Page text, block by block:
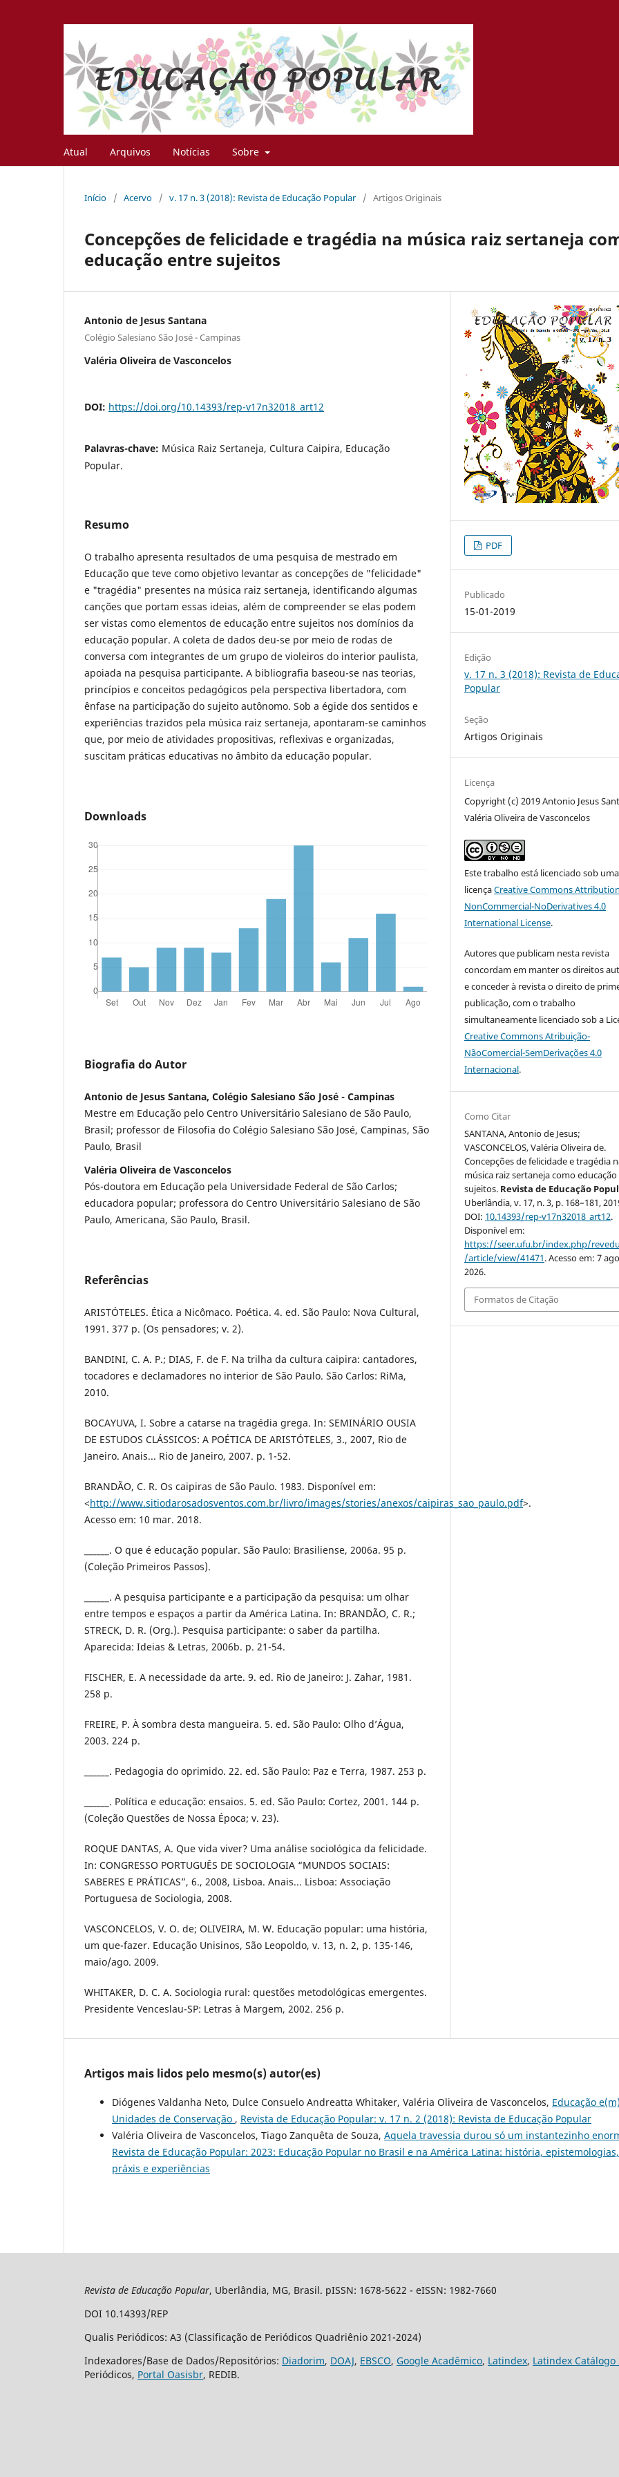
Atual Arquivos Notícias Sobre
Início / Acervo / v. 17 n. 3 (2018): Revista de Educação Popular / Artigos Originais
Concepções de felicidade e tragédia na música raiz sertaneja
educação entre sujeitos
Antonio de Jesus Santana
Colégio Salesiano São José - Campinas
Valéria Oliveira de Vasconcelos
DOI: https://doi.org/10.14393/rep-v17n32018_art12
Palavras-chave: Música Raiz Sertaneja, Cultura Caipira, Educação
Popular.
Resumo
O trabalho apresenta resultados de uma pesquisa de mestrado em
Educação que teve como objetivo levantar as concepções de "felicidade"
e "tragédia" presentes na música raiz sertaneja, identificando algumas
canções que portam essas ideias, além de compreender se elas podem
ser vistas como elementos de educação entre sujeitos nos domínios da
educação popular. A coleta de dados deu-se por meio de rodas de
conversa com integrantes de um grupo de violeiros do interior paulista,
apoiada na pesquisa participante. A bibliografia baseou-se nas teorias,
princípios e conceitos pedagógicos pela perspectiva libertadora, com
ênfase na participação do sujeito autônomo. Sob a égide dos sentidos e
experiências trazidos pela música raiz sertaneja, apontaram-se caminhos
que, por meio de atividades propositivas, reflexivas e organizadas,
suscitam práticas educativas no âmbito da educação popular.
Downloads
Biografia do Autor
Antonio de Jesus Santana, Colégio Salesiano São José - Campinas
Mestre em Educação pelo Centro Universitário Salesiano de São Paulo,
Brasil; professor de Filosofia do Colégio Salesiano São José, Campinas, São
Paulo, Brasil
Valéria Oliveira de Vasconcelos
Pós-doutora em Educação pela Universidade Federal de São Carlos;
educadora popular; professora do Centro Universitário Salesiano de São
Paulo, Americana, São Paulo, Brasil.
Referências
ARISTÓTELES. Ética a Nicômaco. Poética. 4. ed. São Paulo: Nova Cultural,
1991. 377 p. (Os pensadores; v. 2).
BANDINI, C. A. P.; DIAS, F. de F. Na trilha da cultura caipira: cantadores,
tocadores e declamadores no interior de São Paulo. São Carlos: RiMa,
2010.
BOCAYUVA, I. Sobre a catarse na tragédia grega. In: SEMINÁRIO OUSIA
DE ESTUDOS CLÁSSICOS: A POÉTICA DE ARISTÓTELES, 3., 2007, Rio de
Janeiro. Anais... Rio de Janeiro, 2007. p. 1-52.
BRANDÃO, C. R. Os caipiras de São Paulo. 1983. Disponível em:
<http://www.sitiodarosadosventos.com.br/livro/images/stories/anexos/caipiras_sao_paulo.pdf>.
Acesso em: 10 mar. 2018.
______. O que é educação popular. São Paulo: Brasiliense, 2006a. 95 p.
(Coleção Primeiros Passos).
______. A pesquisa participante e a participação da pesquisa: um olhar
entre tempos e espaços a partir da América Latina. In: BRANDÃO, C. R.;
STRECK, D. R. (Org.). Pesquisa participante: o saber da partilha.
Aparecida: Ideias & Letras, 2006b. p. 21-54.
FISCHER, E. A necessidade da arte. 9. ed. Rio de Janeiro: J. Zahar, 1981.
258 p.
FREIRE, P. À sombra desta mangueira. 5. ed. São Paulo: Olho d’Água,
2003. 224 p.
______. Pedagogia do oprimido. 22. ed. São Paulo: Paz e Terra, 1987. 253 p.
______. Política e educação: ensaios. 5. ed. São Paulo: Cortez, 2001. 144 p.
(Coleção Questões de Nossa Época; v. 23).
ROQUE DANTAS, A. Que vida viver? Uma análise sociológica da felicidade.
In: CONGRESSO PORTUGUÊS DE SOCIOLOGIA “MUNDOS SOCIAIS:
SABERES E PRÁTICAS”, 6., 2008, Lisboa. Anais... Lisboa: Associação
Portuguesa de Sociologia, 2008.
VASCONCELOS, V. O. de; OLIVEIRA, M. W. Educação popular: uma história,
um que-fazer. Educação Unisinos, São Leopoldo, v. 13, n. 2, p. 135-146,
maio/ago. 2009.
WHITAKER, D. C. A. Sociologia rural: questões metodológicas emergentes.
Presidente Venceslau-SP: Letras à Margem, 2002. 256 p.
PDF
Publicado
15-01-2019
Edição
v. 17 n. 3 (2018): Revista de
Popular
Seção
Artigos Originais
Licença
Copyright (c) 2019 Antonio Jesus
Valéria Oliveira de Vasconcelos
Este trabalho está licenciado sob uma
licençaCreative Commons
NonCommercial-NoDerivatives 4.0
International License.
Autores que publicam nesta revista
concordam em manter os direitos
e conceder à revista o direito de
publicação, com o trabalho
simultaneamente licenciado sob a
Creative Commons Atribuição-
NãoComercial-SemDerivações 4.0
Internacional.
Como Citar
SANTANA, Antonio de Jesus;
VASCONCELOS, Valéria Oliveira de.
Concepções de felicidade e tragédia
música raiz sertaneja como
sujeitos. Revista de Educação
Uberlândia, v. 17, n. 3, p. 168–181,
DOI: 10.14393/rep-v17n32018_art12.
Disponível em:
https://seer.ufu.br/index.php/
/article/view/41471. Acesso em: 7
2026.
Formatos de Citação
Artigos mais lidos pelo mesmo(s) autor(es)
Diógenes Valdanha Neto, Dulce Consuelo Andreatta Whitaker, Valéria Oliveira de Vasconcelos, Educação e(m)
Unidades de Conservação , Revista de Educação Popular: v. 17 n. 2 (2018): Revista de Educação Popular
Valéria Oliveira de Vasconcelos, Tiago Zanquêta de Souza, Aquela travessia durou só um instantezinho
Revista de Educação Popular: 2023: Educação Popular no Brasil e na América Latina: história, epistemologias,
práxis e experiências
Revista de Educação Popular, Uberlândia, MG, Brasil. pISSN: 1678-5622 - eISSN: 1982-7660
DOI 10.14393/REP
Qualis Periódicos: A3 (Classificação de Periódicos Quadriênio 2021-2024)
Indexadores/Base de Dados/Repositórios: Diadorim, DOAJ, EBSCO, Google Acadêmico, Latindex, Latindex Catálogo
Periódicos, Portal Oasisbr, REDIB.